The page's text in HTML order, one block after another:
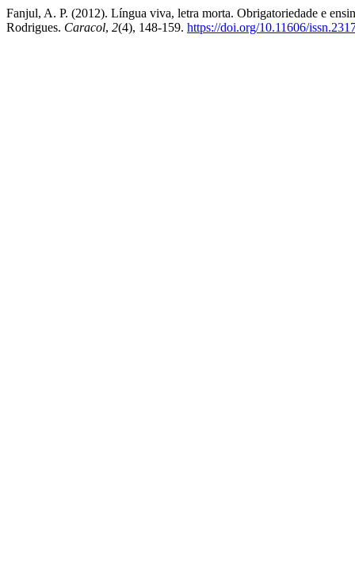
Fanjul, A. P. (2012). Língua viva, letra morta. Obrigatoriedade e
Rodrigues. Caracol, 2(4), 148-159. https://doi.org/10.11606/